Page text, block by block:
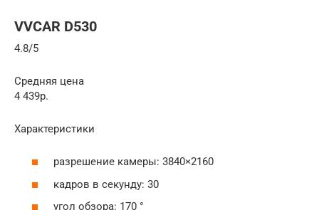
VVCAR D530
4.8/5
Средняя цена
4 439р.
Характеристики
разрешение камеры: 3840×2160
кадров в секунду: 30
угол обзора: 170 °